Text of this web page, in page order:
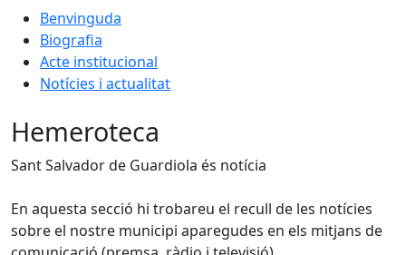
Benvinguda
Biografia
Acte institucional
Notícies i actualitat
Hemeroteca
Sant Salvador de Guardiola és notícia
En aquesta secció hi trobareu el recull de les notícies
sobre el nostre municipi aparegudes en els mitjans de